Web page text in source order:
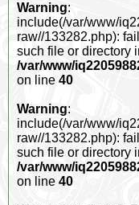
Warning:
include(/var/www/
raw//133282.php):
such file or directory
/var/www/
on line 40
Warning:
include(/var/www/
raw//133282.php):
such file or directory
/var/www/
on line 40